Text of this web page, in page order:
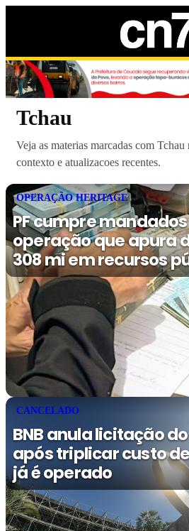
Tchau
Veja as materias marcadas com
contexto e atualizacoes recentes.
OPERAÇÃO HERITAGE
PF cumpre mandados
operação que apura
308 mi em recursos
CANCELADO
BNB anula licitação
após triplicar custo
já é operado